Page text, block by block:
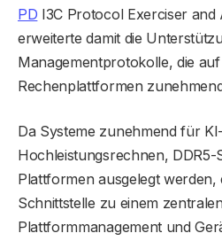
PD I3C Protocol Exerciser
erweiterte damit die
Managementprotokolle, die
Rechenplattformen
Da Systeme zunehmend für
Hochleistungsrechnen, DDR5-
Plattformen ausgelegt werden,
Schnittstelle zu einem
Plattformmanagement und